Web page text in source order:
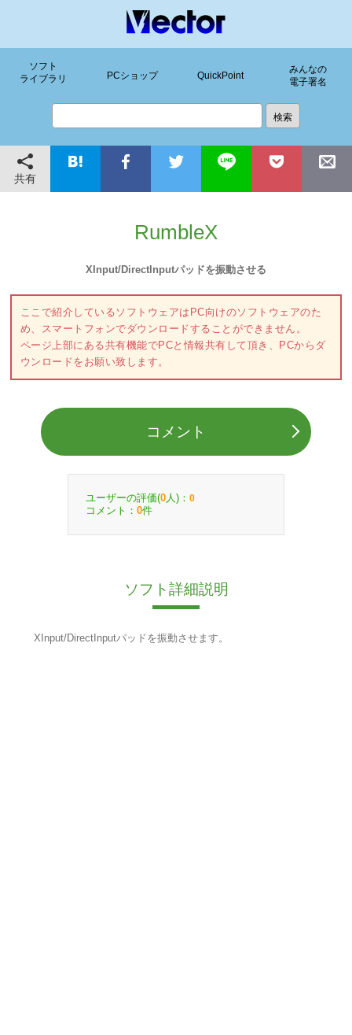
ソフト
ライブラリ
PCショップ QuickPoint
みんなの
電子署名
共有
RumbleX
XInput/DirectInputパッドを振動させる
ここで紹介しているソフトウェアはPC向けのソフトウェアのた
め、スマートフォンでダウンロードすることができません。
ページ上部にある共有機能でPCと情報共有して頂き、PCからダ
ウンロードをお願い致します。
コメント
ユーザーの評価(0 人)： 0
コメント： 0件
ソフト詳細説明
XInput/DirectInputパッドを振動させます。